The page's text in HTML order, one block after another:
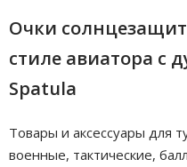
Очки
стиле авиатора с
Spatula
Товары и аксессуары для
военные, тактические,